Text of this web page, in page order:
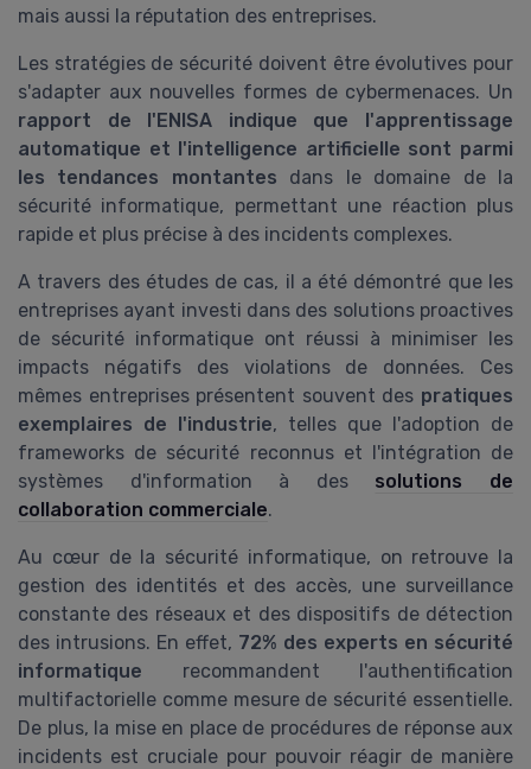
mais aussi la réputation des entreprises.
Les stratégies de sécurité doivent être évolutives pour
s'adapter aux nouvelles formes de cybermenaces. Un
rapport de l'ENISA indique que l'apprentissage
automatique et l'intelligence artificielle sont parmi
les tendances montantes dans le domaine de la
sécurité informatique, permettant une réaction plus
rapide et plus précise à des incidents complexes.
A travers des études de cas, il a été démontré que les
entreprises ayant investi dans des solutions proactives
de sécurité informatique ont réussi à minimiser les
impacts négatifs des violations de données. Ces
mêmes entreprises présentent souvent des pratiques
exemplaires de l'industrie, telles que l'adoption de
frameworks de sécurité reconnus et l'intégration de
systèmes d'information à des solutions de
collaboration commerciale.
Au cœur de la sécurité informatique, on retrouve la
gestion des identités et des accès, une surveillance
constante des réseaux et des dispositifs de détection
des intrusions. En effet, 72% des experts en sécurité
informatique recommandent l'authentification
multifactorielle comme mesure de sécurité essentielle.
De plus, la mise en place de procédures de réponse aux
incidents est cruciale pour pouvoir réagir de manière